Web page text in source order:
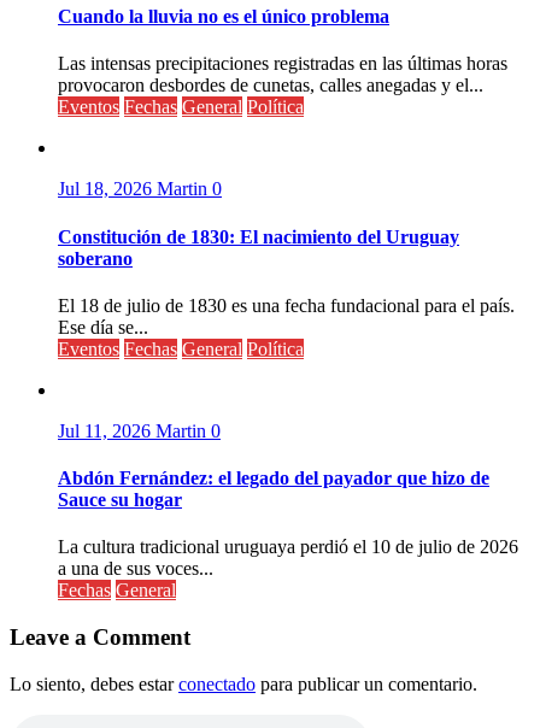
Cuando la lluvia no es el único problema
Las intensas precipitaciones registradas en las últimas horas
provocaron desbordes de cunetas, calles anegadas y el...
Eventos Fechas General Política
Jul 18, 2026 Martin 0
Constitución de 1830: El nacimiento del Uruguay
soberano
El 18 de julio de 1830 es una fecha fundacional para el país.
Ese día se...
Eventos Fechas General Política
Jul 11, 2026 Martin 0
Abdón Fernández: el legado del payador que hizo de
Sauce su hogar
La cultura tradicional uruguaya perdió el 10 de julio de 2026
a una de sus voces...
Fechas General
Leave a Comment
Lo siento, debes estarconectado para publicar un comentario.